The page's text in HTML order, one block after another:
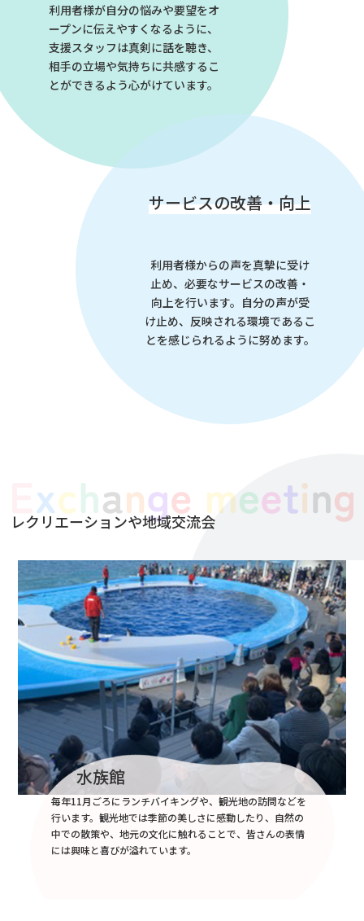
利用者様が自分の悩みや要望をオ
ープンに伝えやすくなるように、
支援スタッフは真剣に話を聴き、
相手の立場や気持ちに共感するこ
とができるよう心がけています。
サービスの改善・向上
利用者様からの声を真摯に受け
止め、必要なサービスの改善・
向上を行います。自分の声が受
け止め、反映される環境であるこ
とを感じられるように努めます。
レクリエーションや地域交流会
水族館
毎年11月ごろにランチバイキングや、観光地の訪問などを
行います。観光地では季節の美しさに感動したり、自然の
中での散策や、地元の文化に触れることで、皆さんの表情
には興味と喜びが溢れています。